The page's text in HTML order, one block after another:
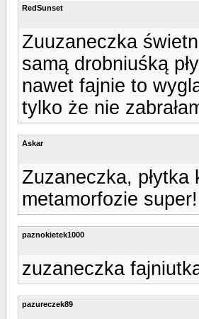
RedSunset
Zuuzaneczka
samą drobniuśką
nawet fajnie to
tylko że nie
Askar
Zuzaneczka, płytka
metamorfozie
paznokietek1000
zuzaneczka
pazureczek89